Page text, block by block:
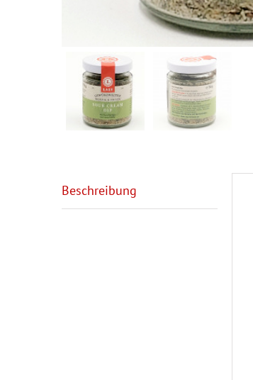
Beschreibung